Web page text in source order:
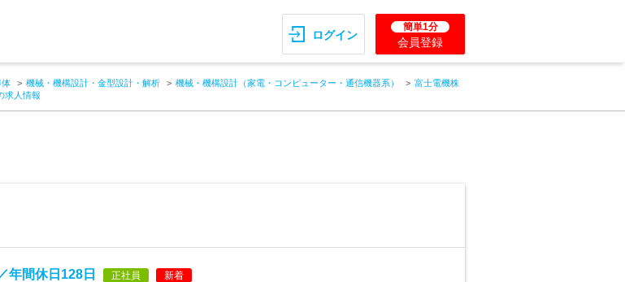
ログイン
簡単1分
会員登録
体 機械・機構設計・金型設計・解析 機械・機構設計（家電・コンピューター・通信機器系）
富士電機株
求人情報
年間休日128日 正社員 新着